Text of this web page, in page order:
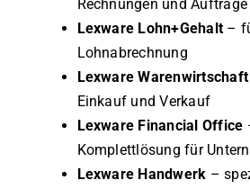
Rechnungen und Aufträge
Lexware Lohn+Gehalt –
Lohnabrechnung
Lexware Warenwirtschaft
Einkauf und Verkauf
Lexware Financial Office
Komplettlösung für
Lexware Handwerk –